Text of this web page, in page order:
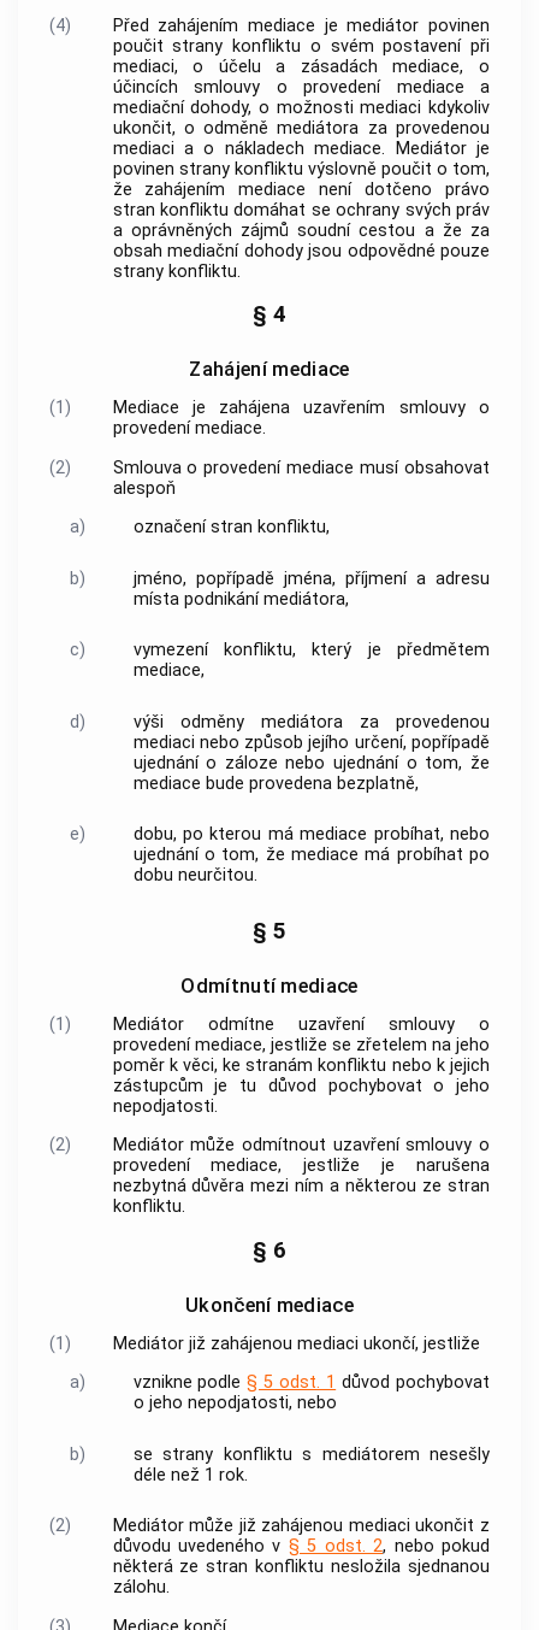
(4)
Před zahájením mediace jemediátor povinen
poučit strany konfliktu o svém postavení při
mediaci, o účelu a zásadáchmediace, o
účincích smlouvy o provedení mediace a
mediační dohody, o možnostimediaci kdykoliv
ukončit, o odměně mediátora za provedenou
mediaci a o nákladechmediace. Mediátorje
povinen strany konfliktu výslovně poučit o tom,
že zahájenímmediace není dotčeno právo
stran konfliktu domáhat se ochrany svých práv
a oprávněných zájmů soudní cestou a že za
obsah mediační dohodyjsou odpovědné pouze
strany konfliktu.
§ 4
Zahájení mediace
(1) Mediace je zahájena uzavřením smlouvy o
provedení mediace.
(2)
Smlouva o provedení mediace musí obsahovat
alespoň
a)
označení stran konfliktu,
b)
jméno, popřípadě jména, příjmení a adresu
místa podnikání mediátora,
c)
vymezení konfliktu, který je předmětem
mediace,
d)
výši odměny mediátora za provedenou
mediaci nebo způsob jejího určení, popřípadě
ujednání o záloze nebo ujednání o tom, že
mediace bude provedena bezplatně,
e) dobu, po kterou mámediace probíhat, nebo
ujednání o tom, že mediace má probíhat po
dobu neurčitou.
§ 5
Odmítnutí mediace
(1) Mediátorodmítne uzavření smlouvy o
provedení mediace, jestliže se zřetelem na jeho
poměr k věci, ke stranám konfliktu nebo k jejich
zástupcům je tu důvod pochybovat o jeho
nepodjatosti.
(2)
Mediátormůže odmítnout uzavřenísmlouvy o
provedení mediace, jestliže je narušena
nezbytná důvěra mezi ním a některou ze stran
konfliktu.
§ 6
Ukončení mediace
(1) Mediátorjiž zahájenou mediaci ukončí, jestliže
a)
vznikne podle§ 5 odst. 1 důvod pochybovat
o jeho nepodjatosti, nebo
b) se strany konfliktu s mediátorem nesešly
déle než 1 rok.
(2) Mediátormůže již zahájenou mediaci ukončit z
důvodu uvedeného v § 5 odst. 2, nebo pokud
některá ze stran konfliktu nesložila sjednanou
zálohu.